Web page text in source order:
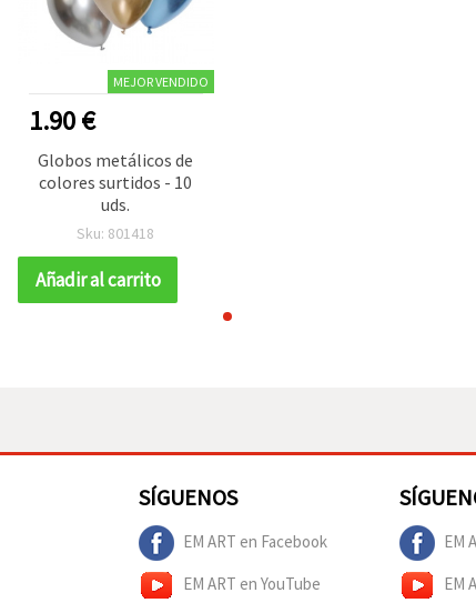
MEJOR VENDIDO
1.90 €
Globos metálicos de
colores surtidos - 10
uds.
Sku: 801418
Añadir al carrito
SÍGUENOS
EM ART en Facebook
EM ART en YouTube
EM
EM